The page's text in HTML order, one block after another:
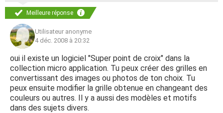
Meilleure réponse
Utilisateur anonyme
4 déc. 2008 à 20:32
oui il existe un logiciel "Super point de croix" dans la
collection micro application. Tu peux créer des grilles en
convertissant des images ou photos de ton choix. Tu
peux ensuite modifier la grille obtenue en changeant des
couleurs ou autres. Il y a aussi des modèles et motifs
dans des sujets divers.